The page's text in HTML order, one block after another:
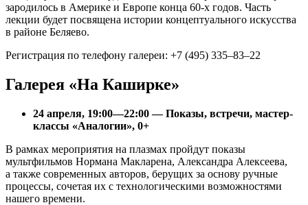
зародилось в Америке и Европе конца 60-х годов. Часть
лекции будет посвящена истории концептуального искусства
в районе Беляево.
Регистрация по телефону галереи: +7 (495) 335–83–22
Галерея «На Каширке»
24 апреля, 19:00—22:00 — Показы, встречи, мастер-
классы «Аналогии», 0+
В рамках мероприятия на плазмах пройдут показы
мультфильмов Нормана Макларена, Александра Алексеева,
а также современных авторов, берущих за основу ручные
процессы, сочетая их с технологическими возможностями
нашего времени.